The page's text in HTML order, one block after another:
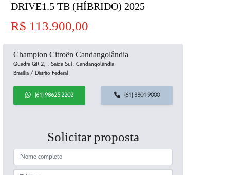
DRIVE1.5 TB (HÍBRIDO) 2025
R$ 113.900,00
Champion Citroën Candangolândia
Quadra QR 2, , Saída Sul, Candangolândia
Brasília / Distrito Federal
(61) 3301-9000
(61) 98625-2202
Solicitar proposta